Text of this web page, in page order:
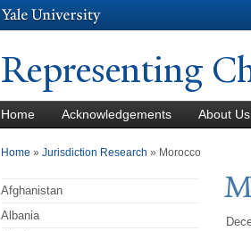
Representing
Home Acknowledgements About Us
You are here
Home » Jurisdiction Research » Morocco
Afghanistan
Albania